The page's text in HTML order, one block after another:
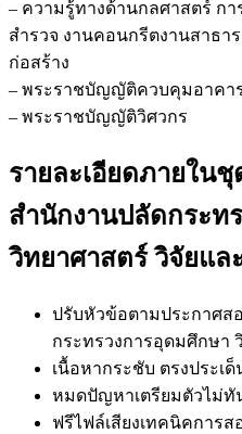
– ความรู้ทางด้านกลศาสตร์ ก
สำรวจ งานคอนกรีตงานสาธ
ก่อสร้าง
– พระราชบัญญัติควบคุมอาคา
– พระราชบัญญัติวิศวกร
รายละเอียดภายใน
สำนักงานปลัดกระท
วิทยาศาสตร์ วิจัยแล
ปรับหัวข้อตามประกาศส
กระทรวงการอุดมศึกษา
เนื้อหากระชับ ตรงประเด็
หมดปัญหาเตรียมตัวไม่ทั
ฟรีไฟล์เสียงเทคนิคการ